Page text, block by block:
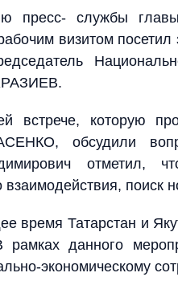
пресс- службы
визитом
встрече, которую
обсудили
отметил,
поиск
время Татарстан и
рамках данного
экономическому